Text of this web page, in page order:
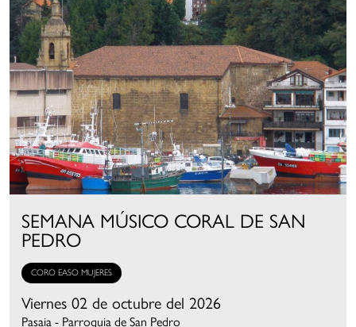
SEMANA MÚSICO CORAL DE SAN
PEDRO
CORO EASO MUJERES
Viernes 02 de octubre del 2026
Pasaia - Parroquia de San Pedro